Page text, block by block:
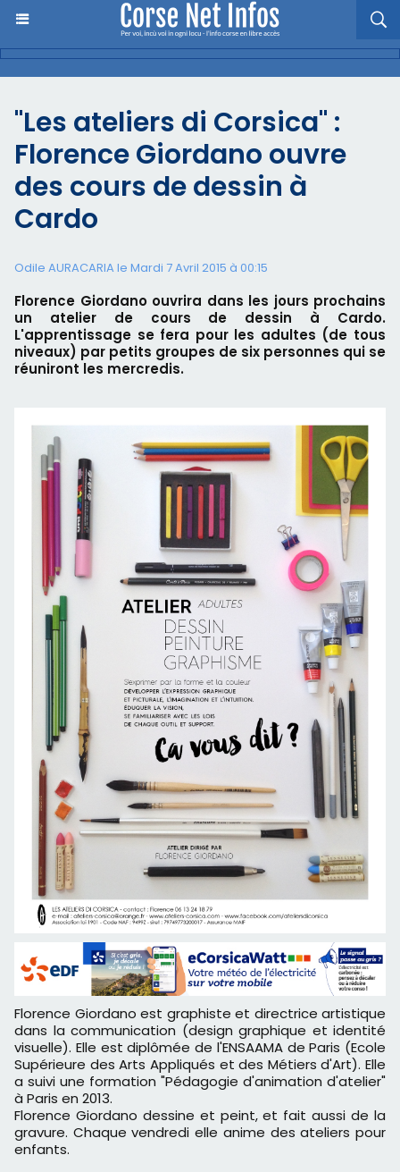
"Les ateliers di Corsica" :
Florence Giordano ouvre
des cours de dessin à
Cardo
Odile AURACARIA le Mardi 7 Avril 2015 à 00:15
Florence Giordano ouvrira dans les jours prochains
un atelier de cours de dessin à Cardo.
L'apprentissage se fera pour les adultes (de tous
niveaux) par petits groupes de six personnes qui se
réuniront les mercredis.
Florence Giordano est graphiste et directrice artistique
dans la communication (design graphique et identité
visuelle). Elle est diplômée de l'ENSAAMA de Paris (Ecole
Supérieure des Arts Appliqués et des Métiers d'Art). Elle
a suivi une formation "Pédagogie d'animation d'atelier"
à Paris en 2013.
Florence Giordano dessine et peint, et fait aussi de la
gravure. Chaque vendredi elle anime des ateliers pour
enfants.